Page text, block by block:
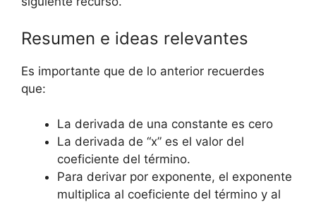
Resumen e ideas relevantes
Es importante que de lo anterior recuerdes
que:
La derivada de una constante es cero
La derivada de “x” es el valor del
coeficiente del término.
Para derivar por exponente, el exponente
multiplica al coeficiente del término y al